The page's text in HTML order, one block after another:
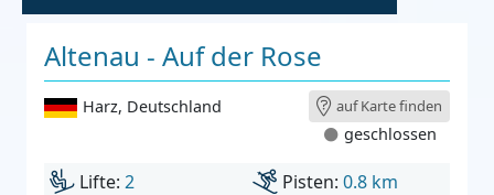
Altenau - Auf der Rose
Harz, Deutschland auf Karte finden
geschlossen
Lifte: 2 Pisten: 0.8 km